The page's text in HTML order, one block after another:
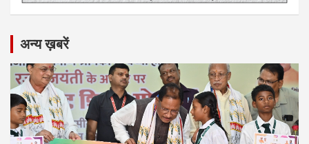
अन्य ख़बरें